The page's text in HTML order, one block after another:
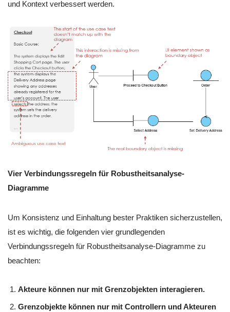
und Kontext verbessert werden.
Vier Verbindungssregeln für Robustheitsanalyse-
Diagramme
Um Konsistenz und Einhaltung bester Praktiken sicherzustellen,
ist es wichtig, die folgenden vier grundlegenden
Verbindungssregeln für Robustheitsanalyse-Diagramme zu
beachten:
Akteure können nur mit Grenzobjekten interagieren.
Grenzobjekte können nur mit Controllern und Akteuren